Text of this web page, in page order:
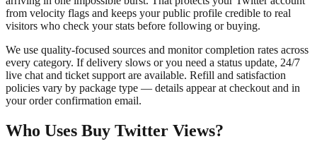
from velocity flags and keeps your public profile credible to real
visitors who check your stats before following or buying.
We use quality-focused sources and monitor completion rates across
every category. If delivery slows or you need a status update, 24/7
live chat and ticket support are available. Refill and satisfaction
policies vary by package type — details appear at checkout and in
your order confirmation email.
Who Uses Buy Twitter Views?